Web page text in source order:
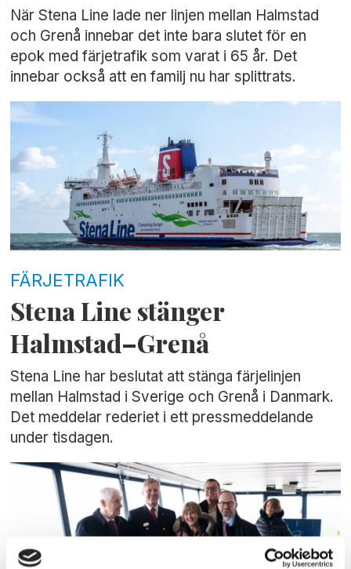
När Stena Line lade ner linjen mellan Halmstad
och Grenå innebar det inte bara slutet för en
epok med färjetrafik som varat i 65 år. Det
innebar också att en familj nu har splittrats.
FÄRJETRAFIK
Stena Line stänger
Halmstad–Grenå
Stena Line har beslutat att stänga färjelinjen
mellan Halmstad i Sverige och Grenå i Danmark.
Det meddelar rederiet i ett pressmeddelande
under tisdagen.